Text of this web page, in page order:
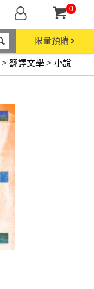
0
限量預購
> 翻譯文學 > 小說